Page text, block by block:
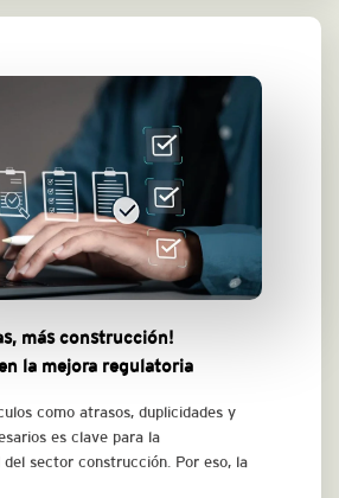
más construcción!
la mejora regulatoria
como atrasos, duplicidades y
es clave para la
sector construcción. Por eso, la